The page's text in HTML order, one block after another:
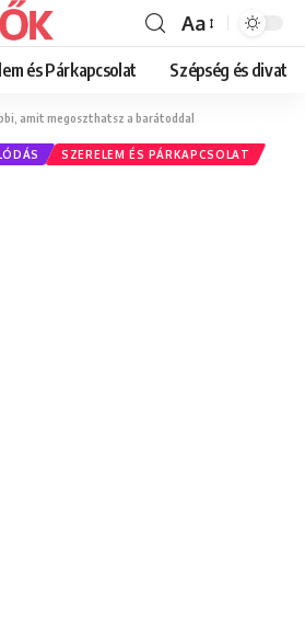
Font
Resizer
Aa
és Párkapcsolat Szépség és divat
amit megoszthatsz a barátoddal
SZERELEM ÉS PÁRKAPCSOLAT